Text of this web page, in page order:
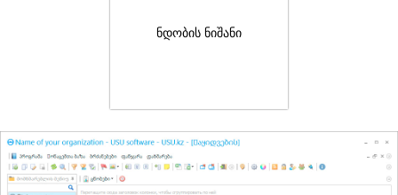
ნდობის ნიშანი